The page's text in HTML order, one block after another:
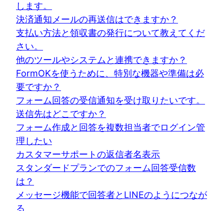
します。
決済通知メールの再送信はできますか？
支払い方法と領収書の発行について教えてくだ
さい。
他のツールやシステムと連携できますか？
FormOKを使うために、特別な機器や準備は必
要ですか？
フォーム回答の受信通知を受け取りたいです。
送信先はどこですか？
フォーム作成と回答を複数担当者でログイン管
理したい
カスタマーサポートの返信者名表示
スタンダードプランでのフォーム回答受信数
は？
メッセージ機能で回答者とLINEのようにつなが
る